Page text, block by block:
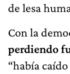
de lesa
Con la
perdiendo
“había